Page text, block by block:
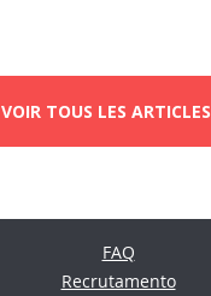
VOIR TOUS LES ARTICLES
FAQ
Recrutamento